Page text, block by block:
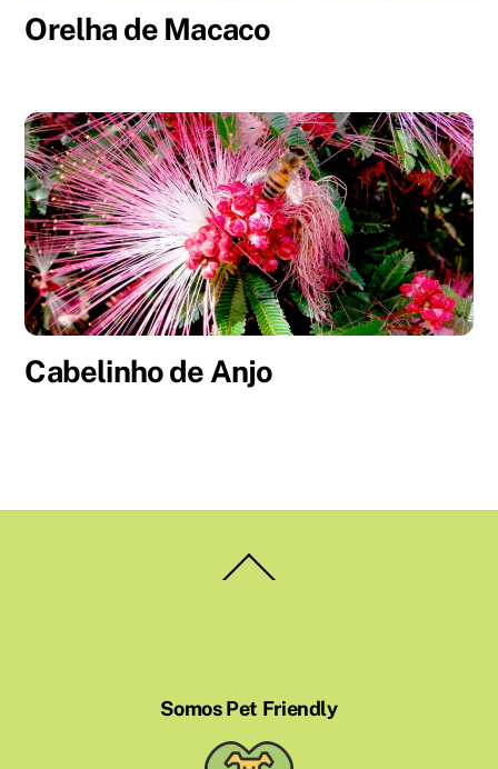
Orelha de Macaco
Cabelinho de Anjo
To
Somos Pet Friendly